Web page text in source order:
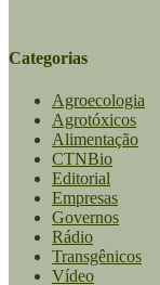
Categorias
Agroecologia
Agrotóxicos
Alimentação
CTNBio
Editorial
Empresas
Governos
Rádio
Transgênicos
Vídeo